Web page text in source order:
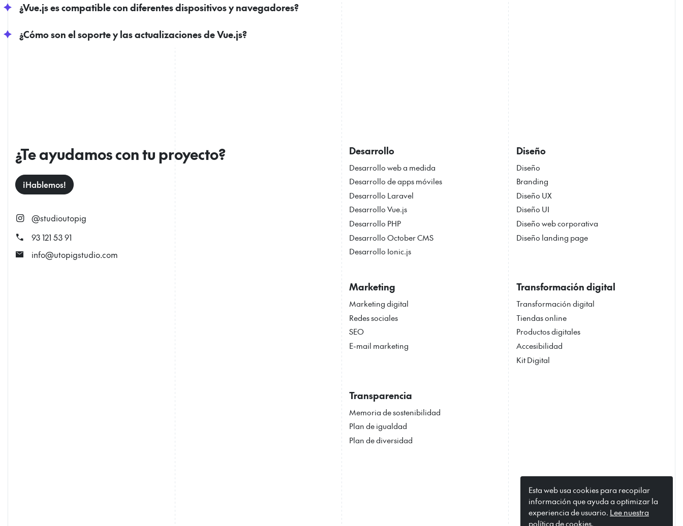
Esta web usa cookies para recopilar
información que ayuda a optimizar la
experiencia de usuario. Lee nuestra
política de cookies.
¿Vue.js es compatible con diferentes dispositivos y navegadores?
¿Cómo son el soporte y las actualizaciones de Vue.js?
¿Te ayudamos con tu proyecto?
¡Hablemos!
@studioutopig
call
93 121 53 91
mail
info@utopigstudio.com
Desarrollo
Desarrollo web a medida
Desarrollo de apps móviles
Desarrollo Laravel
Desarrollo Vue.js
Desarrollo PHP
Desarrollo October CMS
Desarrollo Ionic.js
Diseño
Diseño
Branding
Diseño UX
Diseño UI
Diseño web corporativa
Diseño landing page
Marketing
Marketing digital
Redes sociales
SEO
E-mail marketing
Transformación digital
Transformación digital
Tiendas online
Productos digitales
Accesibilidad
Kit Digital
Transparencia
Memoria de sostenibilidad
Plan de igualdad
Plan de diversidad